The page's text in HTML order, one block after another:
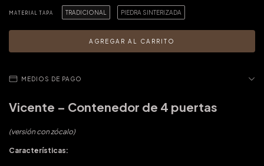
MATERIAL TAPA TRADICIONAL PIEDRA SINTERIZADA
MEDIOS DE PAGO
Vicente – Contenedor de 4 puertas
(versión con zócalo)
Características: